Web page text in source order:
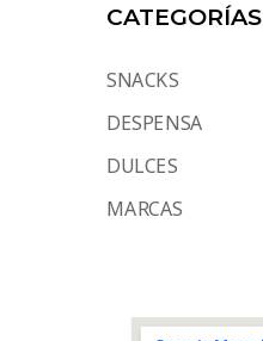
CATEGORÍAS
SNACKS
DESPENSA
DULCES
MARCAS